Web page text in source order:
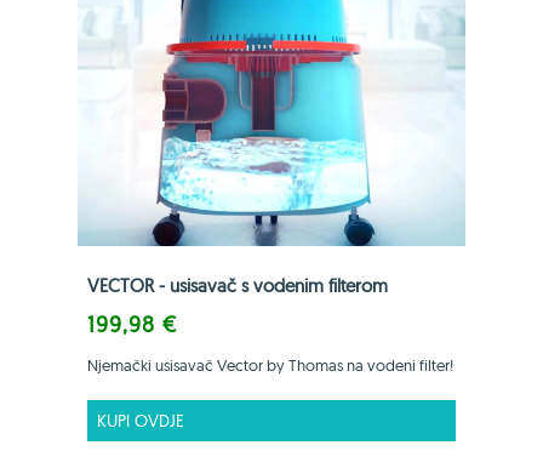
VECTOR - usisavač s vodenim filterom
199,98 €
Njemački usisavač Vector by Thomas na vodeni filter!
KUPI OVDJE